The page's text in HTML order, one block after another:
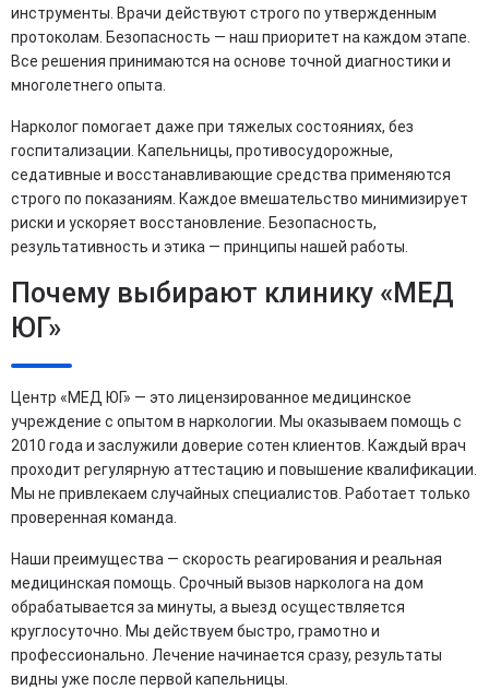
инструменты. Врачи действуют строго по утвержденным
протоколам. Безопасность — наш приоритет на каждом этапе.
Все решения принимаются на основе точной диагностики и
многолетнего опыта.
Нарколог помогает даже при тяжелых состояниях, без
госпитализации. Капельницы, противосудорожные,
седативные и восстанавливающие средства применяются
строго по показаниям. Каждое вмешательство минимизирует
риски и ускоряет восстановление. Безопасность,
результативность и этика — принципы нашей работы.
Почему выбирают клинику «МЕД
ЮГ»
Центр «МЕД ЮГ» — это лицензированное медицинское
учреждение с опытом в наркологии. Мы оказываем помощь с
2010 года и заслужили доверие сотен клиентов. Каждый врач
проходит регулярную аттестацию и повышение квалификации.
Мы не привлекаем случайных специалистов. Работает только
проверенная команда.
Наши преимущества — скорость реагирования и реальная
медицинская помощь. Срочный вызов нарколога на дом
обрабатывается за минуты, а выезд осуществляется
круглосуточно. Мы действуем быстро, грамотно и
профессионально. Лечение начинается сразу, результаты
видны уже после первой капельницы.